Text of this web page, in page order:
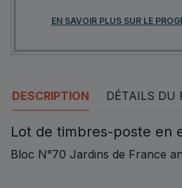
EN SAVOIR PLUS SUR LE
DESCRIPTION DÉTAILS DU
Lot de timbres-poste en
Bloc N°70 Jardins de France